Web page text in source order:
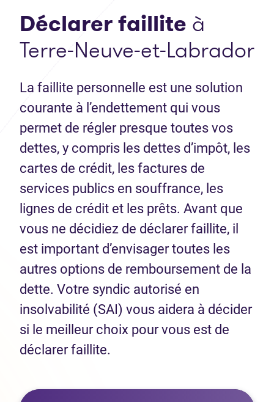
Déclarer faillite à
Terre-Neuve-et-Labrador
La faillite personnelle est une solution
courante à l’endettement qui vous
permet de régler presque toutes vos
dettes, y compris les dettes d’impôt, les
cartes de crédit, les factures de
services publics en souffrance, les
lignes de crédit et les prêts. Avant que
vous ne décidiez de déclarer faillite, il
est important d’envisager toutes les
autres options de remboursement de la
dette. Votre syndic autorisé en
insolvabilité (SAI) vous aidera à décider
si le meilleur choix pour vous est de
déclarer faillite.